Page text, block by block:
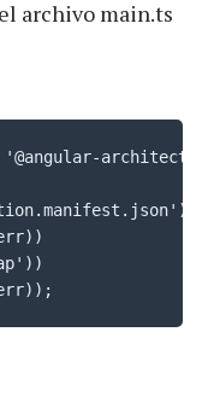
archivo main.ts